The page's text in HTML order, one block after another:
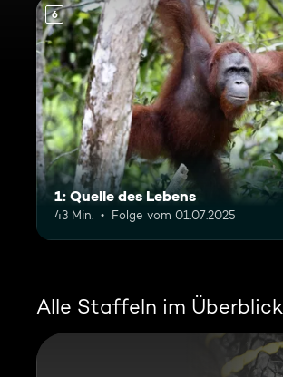
6
1: Quelle des Lebens
43 Min. Folge vom 01.07.2025
Alle Staffeln im Überblick